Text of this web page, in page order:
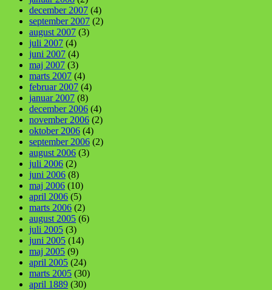
december 2007 (4)
september 2007 (2)
august 2007 (3)
juli 2007 (4)
juni 2007 (4)
maj 2007 (3)
marts 2007 (4)
februar 2007 (4)
januar 2007 (8)
december 2006 (4)
november 2006 (2)
oktober 2006 (4)
september 2006 (2)
august 2006 (3)
juli 2006 (2)
juni 2006 (8)
maj 2006 (10)
april 2006 (5)
marts 2006 (2)
august 2005 (6)
juli 2005 (3)
juni 2005 (14)
maj 2005 (9)
april 2005 (24)
marts 2005 (30)
april 1889 (30)